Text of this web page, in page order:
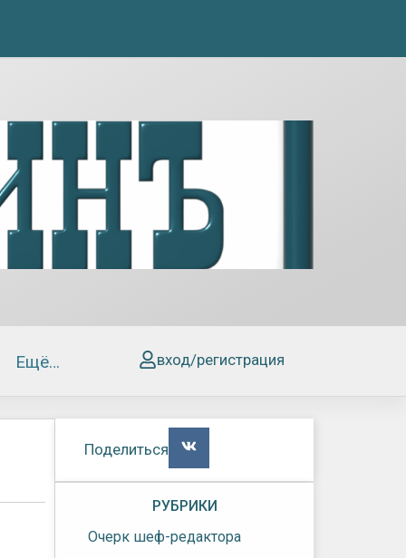
Ещё… вход/регистрация
Поделиться
РУБРИКИ
Очерк шеф-редактора